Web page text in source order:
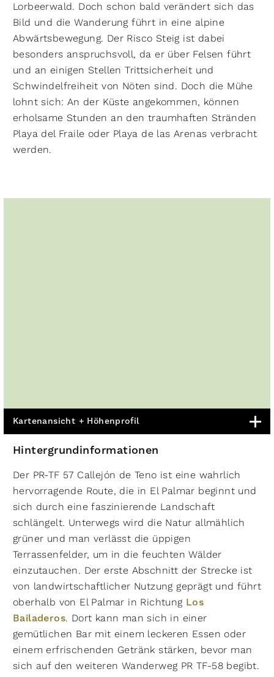
Lorbeerwald. Doch schon bald verändert sich das
Bild und die Wanderung führt in eine alpine
Abwärtsbewegung. Der Risco Steig ist dabei
besonders anspruchsvoll, da er über Felsen führt
und an einigen Stellen Trittsicherheit und
Schwindelfreiheit von Nöten sind. Doch die Mühe
lohnt sich: An der Küste angekommen, können
erholsame Stunden an den traumhaften Stränden
Playa del Fraile oder Playa de las Arenas verbracht
werden.
Kartenansicht + Höhenprofil
Hintergrundinformationen
Der PR-TF 57 Callejón de Teno ist eine wahrlich
hervorragende Route, die in El Palmar beginnt und
sich durch eine faszinierende Landschaft
schlängelt. Unterwegs wird die Natur allmählich
grüner und man verlässt die üppigen
Terrassenfelder, um in die feuchten Wälder
einzutauchen. Der erste Abschnitt der Strecke ist
von landwirtschaftlicher Nutzung geprägt und führt
oberhalb von El Palmar in Richtung Los
Bailaderos. Dort kann man sich in einer
gemütlichen Bar mit einem leckeren Essen oder
einem erfrischenden Getränk stärken, bevor man
sich auf den weiteren Wanderweg PR TF-58 begibt.